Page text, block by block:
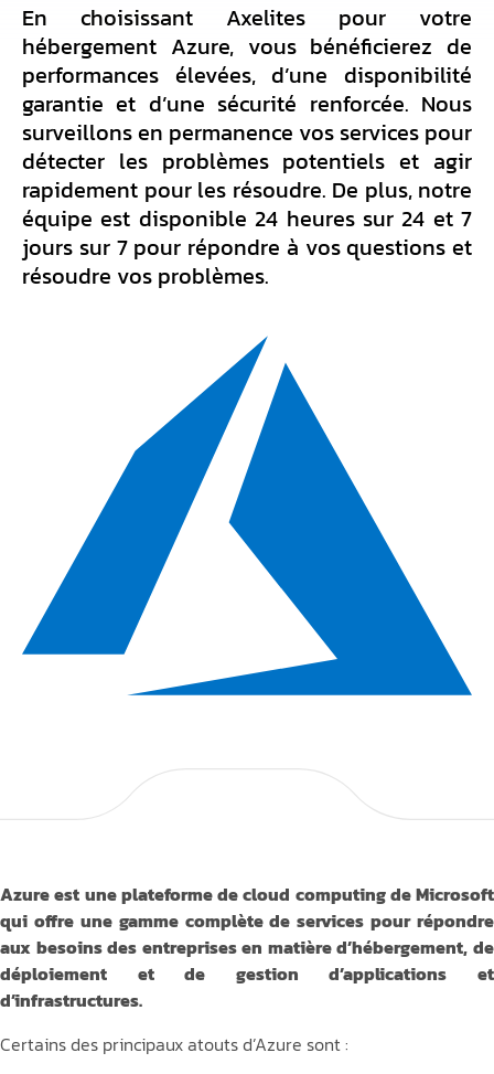
En choisissant Axelites pour votre
hébergement Azure, vous bénéficierez de
performances élevées, d’une disponibilité
garantie et d’une sécurité renforcée. Nous
surveillons en permanence vos services pour
détecter les problèmes potentiels et agir
rapidement pour les résoudre. De plus, notre
équipe est disponible 24 heures sur 24 et 7
jours sur 7 pour répondre à vos questions et
résoudre vos problèmes.
Azure est une plateforme de cloud computing de Microsoft
qui offre une gamme complète de services pour répondre
aux besoins des entreprises en matière d’hébergement, de
déploiement et de gestion d’applications et
d’infrastructures.
Certains des principaux atouts d’Azure sont :